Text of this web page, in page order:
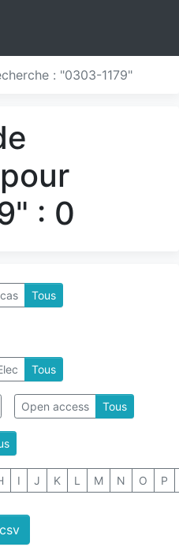
: "0303-1179"
: 0
Tous
Tous
Open access Tous
I J K L M N O P